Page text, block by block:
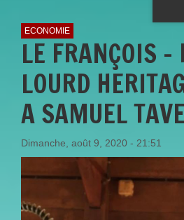
ECONOMIE
LE FRANÇOIS -
LOURD
A SAMUEL
Dimanche, août 9, 2020 - 21:51